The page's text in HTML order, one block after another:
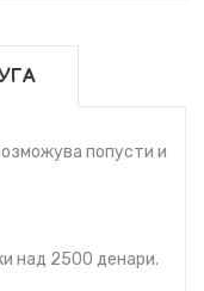
попусти и
над 2500 денари.